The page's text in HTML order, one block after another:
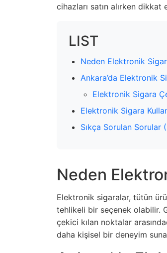
cihazları satın alırken
LIST
Neden Elektronik
Ankara’da Elektronik
Elektronik Sigara
Elektronik Sigara
Sıkça Sorulan Sorular
Neden
Elektronik sigaralar, tütün
tehlikeli bir seçenek olabilir.
çekici kılan noktalar
daha kişisel bir deneyim